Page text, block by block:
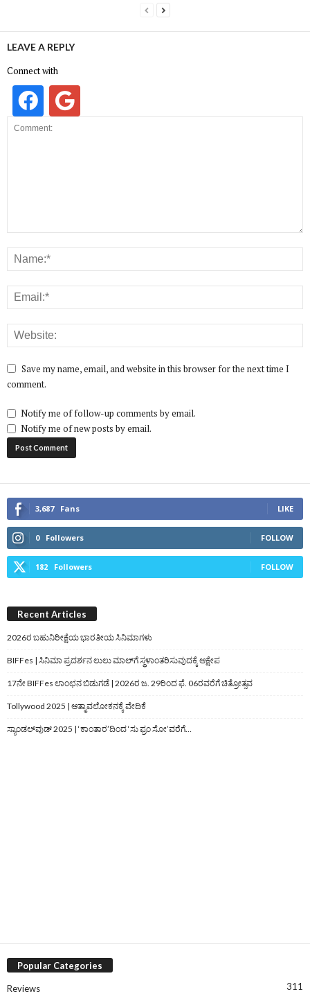
LEAVE A REPLY
Connect with
Save my name, email, and website in this browser for the next time I
comment.
Notify me of follow-up comments by email.
Notify me of new posts by email.
3,687 Fans LIKE
0 Followers FOLLOW
182 Followers FOLLOW
Recent Articles
2026ರ ಬಹುನಿರೀಕ್ಷೆಯ ಭಾರತೀಯ ಸಿನಿಮಾಗಳು
BIFFes | ಸಿನಿಮಾ ಪ್ರದರ್ಶನ ಲುಲು ಮಾಲ್‌ಗೆ ಸ್ಥಳಾಂತರಿಸುವುದಕ್ಕೆ ಆಕ್ಷೇಪ
17ನೇ BIFFes ಲಾಂಛನ ಬಿಡುಗಡೆ | 2026ರ ಜ. 29ರಿಂದ ಫೆ. 06ರವರೆಗೆ ಚಿತ್ರೋತ್ಸವ
Tollywood 2025 | ಆತ್ಮಾವಲೋಕನಕ್ಕೆ ವೇದಿಕೆ
ಸ್ಯಾಂಡಲ್‌ವುಡ್‌ 2025 | ‘ಕಾಂತಾರ’ದಿಂದ ‘ಸು ಫ್ರಂ ಸೋ’ವರೆಗೆ…
Popular Categories
Reviews 311